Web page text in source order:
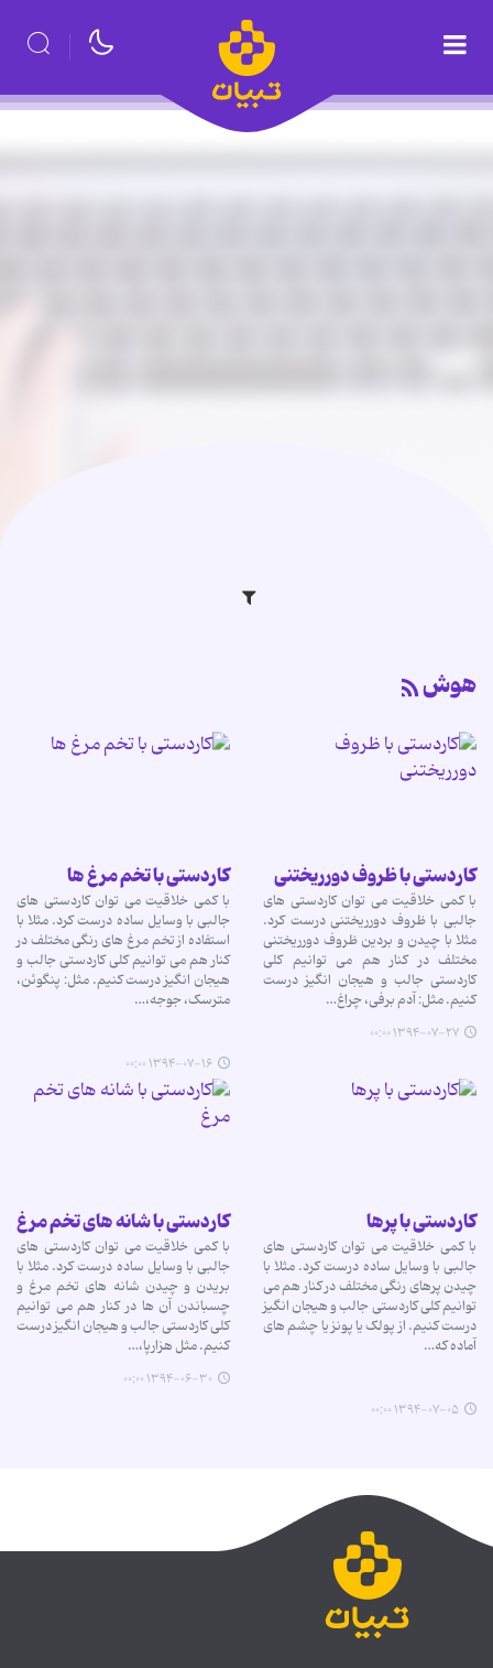
هوش
کاردستی با ظروف دورریختنی
با کمی خلاقیت می توان کاردستی های
جالبی با ظروف دورریختنی درست کرد.
مثلا با چیدن و بردین ظروف دورریختنی
مختلف در کنار هم می توانیم کلی
کاردستی جالب و هیجان انگیز درست
کنیم. مثل: آدم برفی، چراغ…
۱۳۹۴-۰۷-۲۷ ۰۰:۰۰
کاردستی با تخم مرغ ها
با کمی خلاقیت می توان کاردستی های
جالبی با وسایل ساده درست کرد. مثلا با
استفاده از تخم مرغ های رنگی مختلف در
کنار هم می توانیم کلی کاردستی جالب و
هیجان انگیز درست کنیم. مثل: پنگوئن،
مترسک، جوجه،…
۱۳۹۴-۰۷-۱۶ ۰۰:۰۰
کاردستی با پرها
با کمی خلاقیت می توان کاردستی های
جالبی با وسایل ساده درست کرد. مثلا با
چیدن پرهای رنگی مختلف در کنار هم می
توانیم کلی کاردستی جالب و هیجان انگیز
درست کنیم. از پولک یا پونز یا چشم های
آماده که…
۱۳۹۴-۰۷-۰۵ ۰۰:۰۰
کاردستی با شانه های تخم مرغ
با کمی خلاقیت می توان کاردستی های
جالبی با وسایل ساده درست کرد. مثلا با
بریدن و چیدن شانه های تخم مرغ و
چسباندن آن ها در کنار هم می توانیم
کلی کاردستی جالب و هیجان انگیز درست
کنیم. مثل هزارپا،…
۱۳۹۴-۰۶-۳۰ ۰۰:۰۰